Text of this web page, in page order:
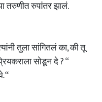
तरुणीत रुपांतर झालं.
तुला सांगितलं का, की तू
सोडून दे ? “
“